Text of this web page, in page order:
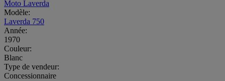
Moto Laverda
Modèle:
Laverda 750
Année:
1970
Couleur:
Blanc
Type de vendeur:
Concessionnaire